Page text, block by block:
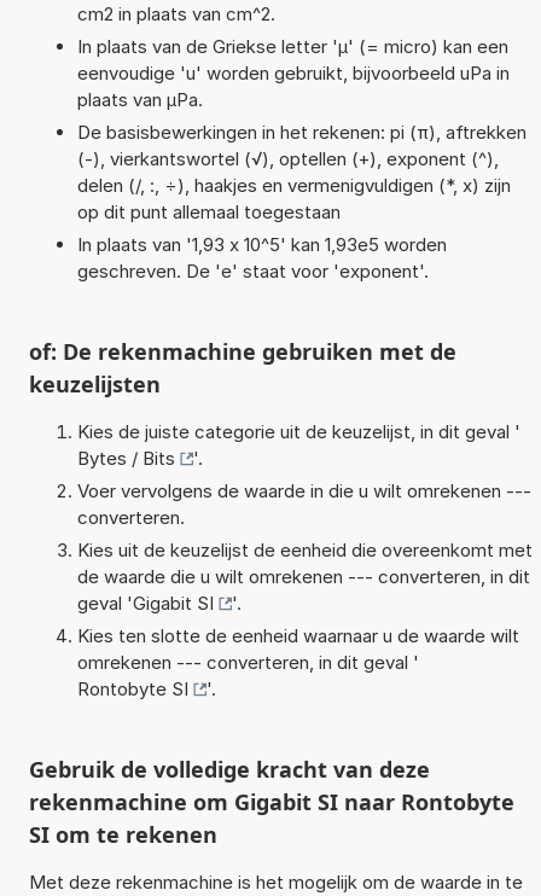
cm2 in plaats van cm^2.
In plaats van de Griekse letter 'µ' (= micro) kan een
eenvoudige 'u' worden gebruikt, bijvoorbeeld uPa in
plaats van µPa.
De basisbewerkingen in het rekenen: pi (π), aftrekken
(-), vierkantswortel (√), optellen (+), exponent (^),
delen (/, :, ÷), haakjes en vermenigvuldigen (*, x) zijn
op dit punt allemaal toegestaan
In plaats van '1,93 x 10^5' kan 1,93e5 worden
geschreven. De 'e' staat voor 'exponent'.
of: De rekenmachine gebruiken met de
keuzelijsten
Kies de juiste categorie uit de keuzelijst, in dit geval '
Bytes / Bits
'.
Voer vervolgens de waarde in die u wilt omrekenen ---
converteren.
Kies uit de keuzelijst de eenheid die overeenkomt met
de waarde die u wilt omrekenen --- converteren, in dit
geval 'Gigabit SI
'.
Kies ten slotte de eenheid waarnaar u de waarde wilt
omrekenen --- converteren, in dit geval '
Rontobyte SI
'.
Gebruik de volledige kracht van deze
rekenmachine om Gigabit SI naar Rontobyte
SI om te rekenen
Met deze rekenmachine is het mogelijk om de waarde in te